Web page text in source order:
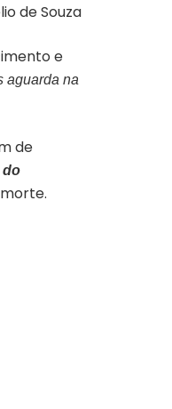
de Souza
e
aguarda na
de
do